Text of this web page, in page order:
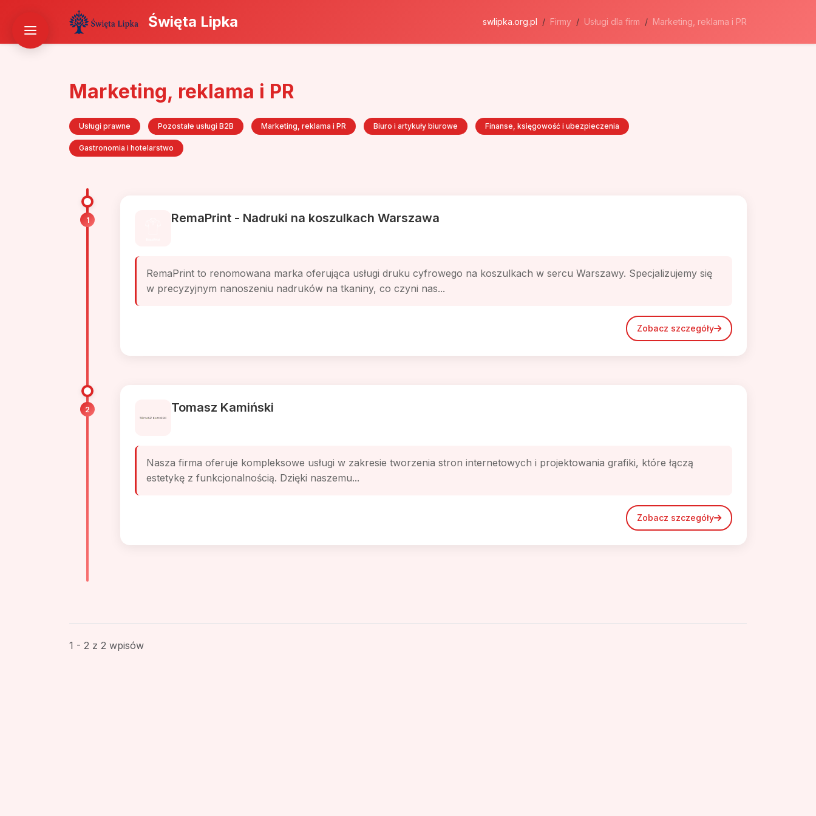
Święta Lipka swlipka.org.pl Firmy Usługi dla firm Marketing, reklama i PR
Marketing, reklama i PR
Usługi prawne Pozostałe usługi B2B Marketing, reklama i PR Biuro i artykuły biurowe Finanse, księgowość i ubezpieczenia
Gastronomia i hotelarstwo
1 RemaPrint - Nadruki na koszulkach Warszawa
RemaPrint to renomowana marka oferująca usługi druku cyfrowego na koszulkach w sercu Warszawy. Specjalizujemy się
w precyzyjnym nanoszeniu nadruków na tkaniny, co czyni nas...
Zobacz szczegóły
2 Tomasz Kamiński
Nasza firma oferuje kompleksowe usługi w zakresie tworzenia stron internetowych i projektowania grafiki, które łączą
estetykę z funkcjonalnością. Dzięki naszemu...
Zobacz szczegóły
1 - 2 z 2 wpisów